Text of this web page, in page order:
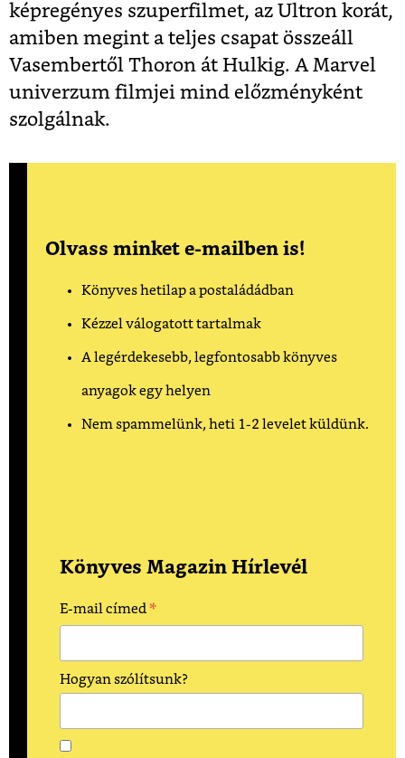
képregényes szuperfilmet, az Ultron korát,
amiben megint a teljes csapat összeáll
Vasembertől Thoron át Hulkig. A Marvel
univerzum filmjei mind előzményként
szolgálnak.
Olvass minket e-mailben is!
Könyves hetilap a postaládádban
Kézzel válogatott tartalmak
A legérdekesebb, legfontosabb könyves
anyagok egy helyen
Nem spammelünk, heti 1-2 levelet küldünk.
Könyves Magazin Hírlevél
E-mail címed *
Hogyan szólítsunk?